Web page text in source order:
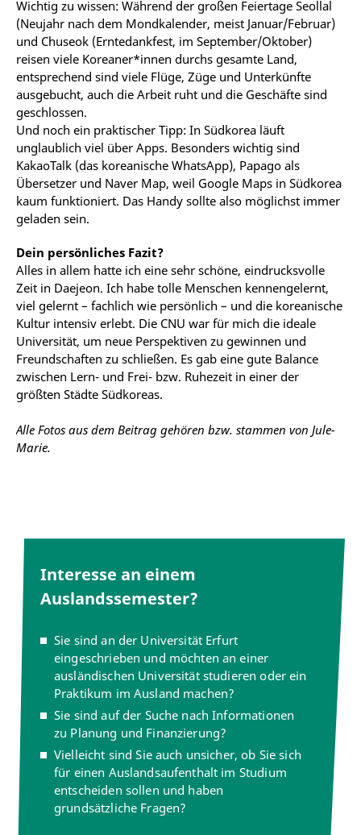
Wichtig zu wissen: Während der großen Feiertage Seollal
(Neujahr nach dem Mondkalender, meist Januar/Februar)
und Chuseok (Erntedankfest, im September/Oktober)
reisen viele Koreaner*innen durchs gesamte Land,
entsprechend sind viele Flüge, Züge und Unterkünfte
ausgebucht, auch die Arbeit ruht und die Geschäfte sind
geschlossen.
Und noch ein praktischer Tipp: In Südkorea läuft
unglaublich viel über Apps. Besonders wichtig sind
KakaoTalk (das koreanische WhatsApp), Papago als
Übersetzer und Naver Map, weil Google Maps in Südkorea
kaum funktioniert. Das Handy sollte also möglichst immer
geladen sein.
Dein persönliches Fazit?
Alles in allem hatte ich eine sehr schöne, eindrucksvolle
Zeit in Daejeon. Ich habe tolle Menschen kennengelernt,
viel gelernt – fachlich wie persönlich – und die koreanische
Kultur intensiv erlebt. Die CNU war für mich die ideale
Universität, um neue Perspektiven zu gewinnen und
Freundschaften zu schließen. Es gab eine gute Balance
zwischen Lern- und Frei- bzw. Ruhezeit in einer der
größten Städte Südkoreas.
Alle Fotos aus dem Beitrag gehören bzw. stammen von Jule-
Marie.
Interesse an einem
Auslandssemester?
Sie sind an der Universität Erfurt
eingeschrieben und möchten an einer
ausländischen Universität studieren oder ein
Praktikum im Ausland machen?
Sie sind auf der Suche nach Informationen
zu Planung und Finanzierung?
Vielleicht sind Sie auch unsicher, ob Sie sich
für einen Auslandsaufenthalt im Studium
entscheiden sollen und haben
grundsätzliche Fragen?